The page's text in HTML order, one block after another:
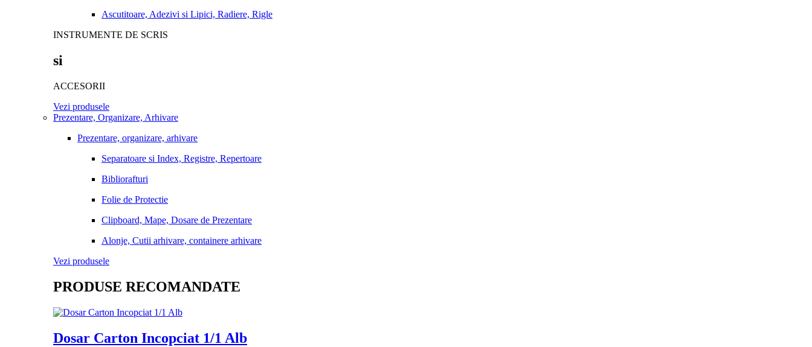
Ascutitoare, Adezivi si Lipici, Radiere, Rigle
INSTRUMENTE DE SCRIS
si
ACCESORII
Vezi produsele
Prezentare, Organizare, Arhivare
Prezentare, organizare, arhivare
Separatoare si Index, Registre, Repertoare
Bibliorafturi
Folie de Protectie
Clipboard, Mape, Dosare de Prezentare
Alonje, Cutii arhivare, containere arhivare
Vezi produsele
PRODUSE RECOMANDATE
Dosar Carton Incopciat 1/1 Alb